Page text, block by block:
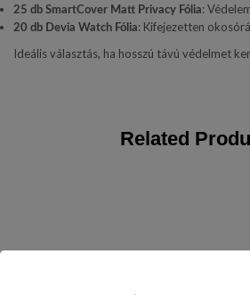
25 db SmartCover Matt Privacy Fólia:
20 db Devia Watch Fólia: Kifejezetten
Ideális választás, ha hosszú távú védelmet
Related